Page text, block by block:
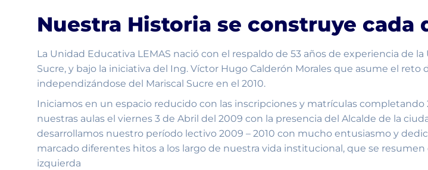
Nuestra Historia se construye cada
La Unidad Educativa LEMAS nació con el respaldo de 53 años de experiencia de
Sucre, y bajo la iniciativa del Ing. Víctor Hugo Calderón Morales que asume el
independizándose del Mariscal Sucre en el 2010.
Iniciamos en un espacio reducido con las inscripciones y matrículas completando
nuestras aulas el viernes 3 de Abril del 2009 con la presencia del Alcalde de la
desarrollamos nuestro período lectivo 2009 – 2010 con mucho entusiasmo y
marcado diferentes hitos a los largo de nuestra vida institucional, que se resumen
izquierda